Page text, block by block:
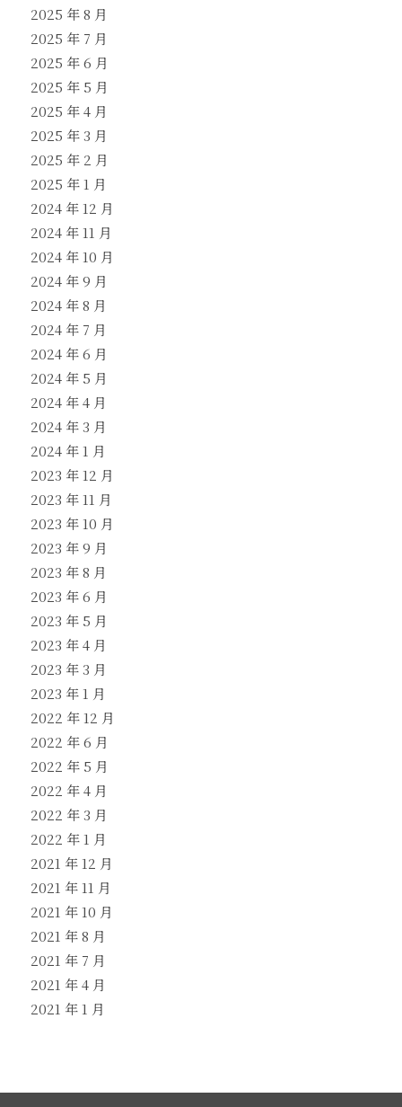
2025 年 8 月
2025 年 7 月
2025 年 6 月
2025 年 5 月
2025 年 4 月
2025 年 3 月
2025 年 2 月
2025 年 1 月
2024 年 12 月
2024 年 11 月
2024 年 10 月
2024 年 9 月
2024 年 8 月
2024 年 7 月
2024 年 6 月
2024 年 5 月
2024 年 4 月
2024 年 3 月
2024 年 1 月
2023 年 12 月
2023 年 11 月
2023 年 10 月
2023 年 9 月
2023 年 8 月
2023 年 6 月
2023 年 5 月
2023 年 4 月
2023 年 3 月
2023 年 1 月
2022 年 12 月
2022 年 6 月
2022 年 5 月
2022 年 4 月
2022 年 3 月
2022 年 1 月
2021 年 12 月
2021 年 11 月
2021 年 10 月
2021 年 8 月
2021 年 7 月
2021 年 4 月
2021 年 1 月